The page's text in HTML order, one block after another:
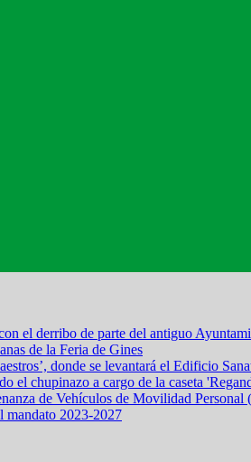
el derribo de parte del antiguo
de la Feria de Gines
donde se levantará el Edificio
el chupinazo a cargo de la caseta
de Vehículos de Movilidad Personal
mandato 2023-2027